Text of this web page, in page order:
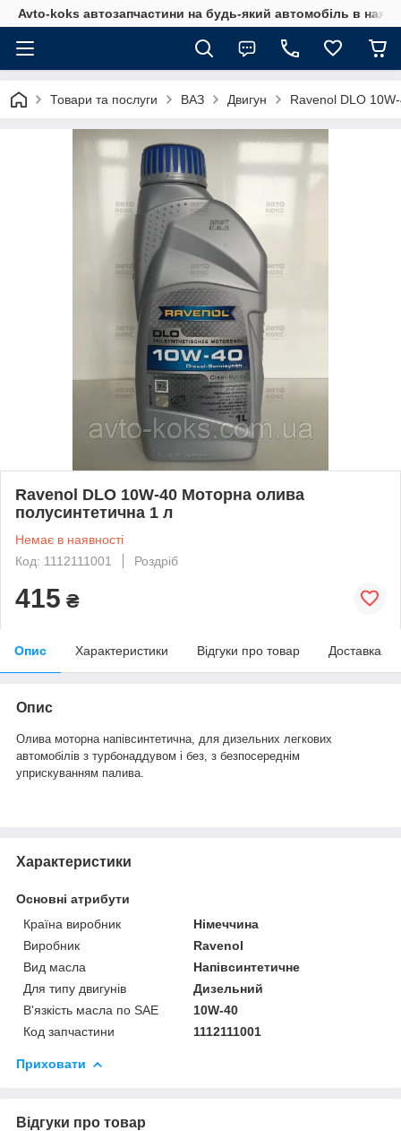
Avto-koks автозапчастини на будь-який автомобіль в
Товари та послуги ВАЗ Двигун Ravenol DLO
Ravenol DLO 10W-40 Моторна олива
полусинтетична 1 л
Немає в наявності
Код: 1112111001
Роздріб
415 ₴
Опис Характеристики Відгуки про товар Доставка
Опис
Олива моторна напівсинтетична, для дизельних легкових
автомобілів з турбонаддувом і без, з безпосереднім
уприскуванням палива.
Характеристики
Основні атрибути
Країна виробник
Німеччина
Виробник
Ravenol
Вид масла
Напівсинтетичне
Для типу двигунів
Дизельний
В'язкість масла по SAE
10W-40
Код запчастини
1112111001
Приховати
Відгуки про товар